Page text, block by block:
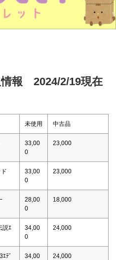
報 2024/2/19現在
未使用 中古品
33,00
0
23,000
33,00
0
23,000
28,00
0
18,000
説ｴ
34,00
0
24,000
ﾃﾞ
34,00
24,000